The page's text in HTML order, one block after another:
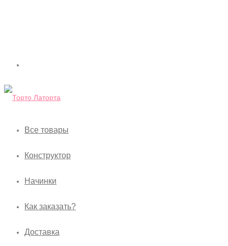
Все товары
Конструктор
Начинки
Как заказать?
Доставка